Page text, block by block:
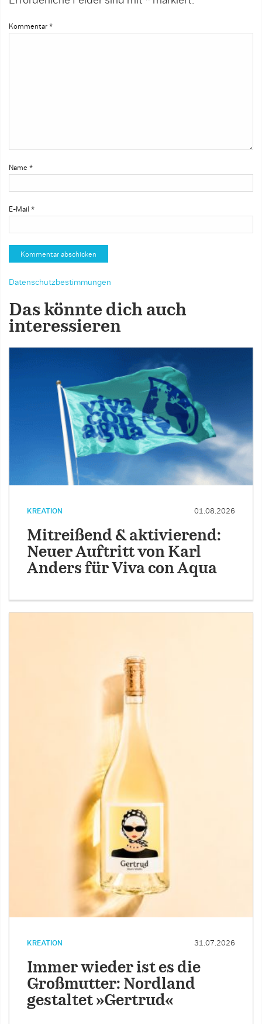
Kommentar *
Name *
E-Mail *
Datenschutzbestimmungen
Das könnte dich auch
interessieren
KREATION 01.08.2026
Mitreißend & aktivierend:
Neuer Auftritt von Karl
Anders für Viva con Aqua
KREATION 31.07.2026
Immer wieder ist es die
Großmutter: Nordland
gestaltet »Gertrud«